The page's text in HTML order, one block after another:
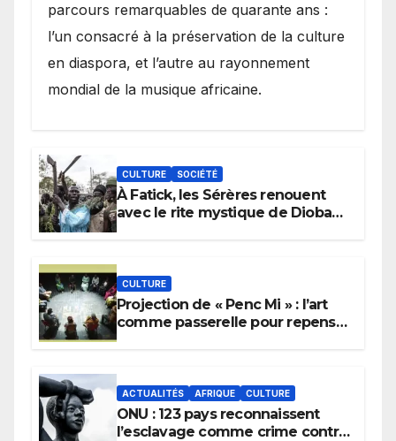
parcours remarquables de quarante ans :
l’un consacré à la préservation de la culture
en diaspora, et l’autre au rayonnement
mondial de la musique africaine.
CULTURE SOCIÉTÉ
À Fatick, les Sérères renouent
avec le rite mystique de Diobaye
CULTURE
Projection de « Penc Mi » : l’art
comme passerelle pour repenser
ACTUALITÉS AFRIQUE CULTURE
ONU : 123 pays reconnaissent
l’esclavage comme crime contre